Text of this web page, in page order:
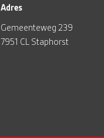
Adres
Gemeenteweg 239
7951 CL Staphorst